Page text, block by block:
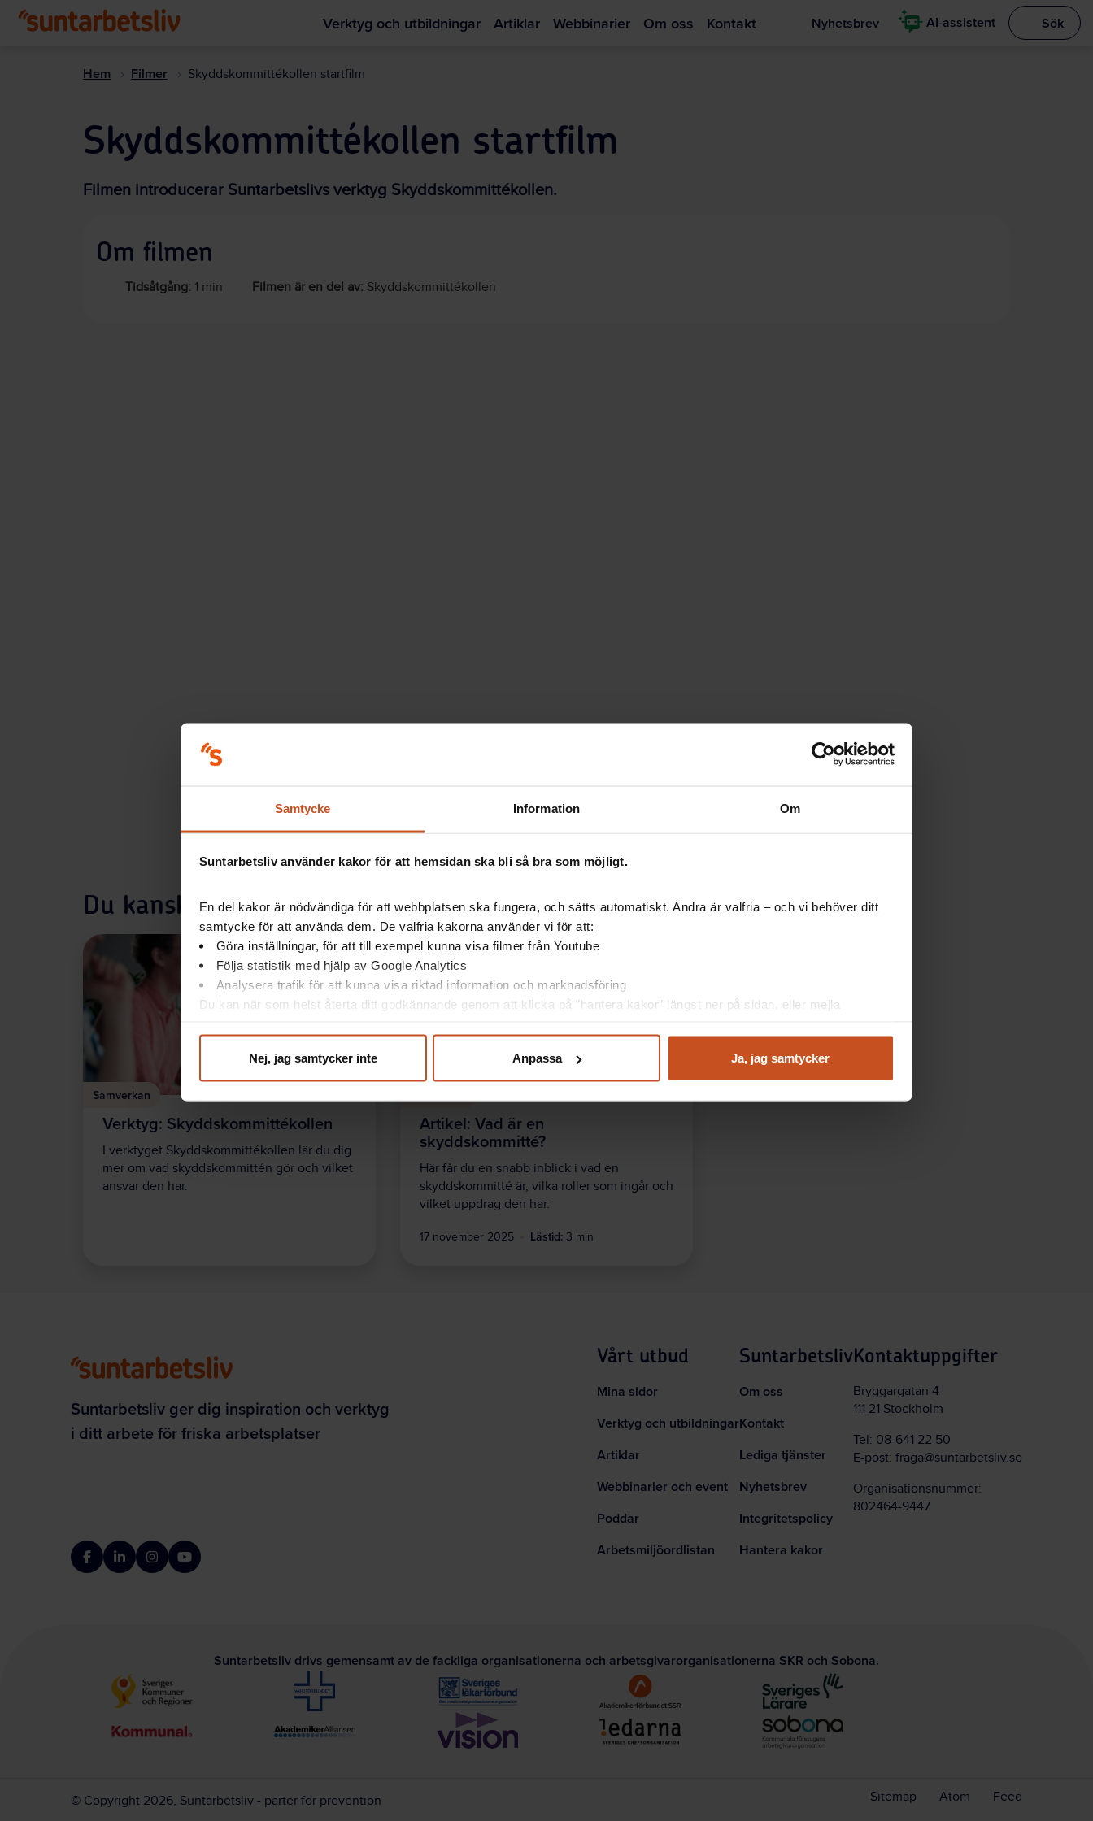
Samtycke Information Om
Suntarbetsliv använder kakor för att hemsidan ska bli så bra som möjligt.
En del kakor är nödvändiga för att webbplatsen ska fungera, och sätts automatiskt. Andra är valfria – och vi behöver ditt
samtycke för att använda dem. De valfria kakorna använder vi för att:
Göra inställningar, för att till exempel kunna visa filmer från Youtube
Följa statistik med hjälp av Google Analytics
Analysera trafik för att kunna visa riktad information och marknadsföring
Du kan när som helst återta ditt godkännande genom att klicka på ”hantera kakor” längst ner på sidan, eller mejla
Nej, jag samtycker inte Anpassa Ja, jag samtycker
Verktyg och utbildningar Artiklar Webbinarier Om oss Kontakt Nyhetsbrev AI-assistent Visa
Sök
Hem Filmer Skyddskommittékollen startfilm
Skyddskommittékollen startfilm
Filmen introducerar Suntarbetslivs verktyg Skyddskommittékollen.
Om filmen
Tidsåtgång: 1 min Filmen är en del av: Skyddskommittékollen
Du kanske också är intresserad av:
Samverkan
Verktyg: Skyddskommittékollen
I verktyget Skyddskommittékollen lär du dig
mer om vad skyddskommittén gör och vilket
ansvar den har.
Artikel: Vad är en
skyddskommitté?
Här får du en snabb inblick i vad en
skyddskommitté är, vilka roller som ingår och
vilket uppdrag den har.
17 november 2025 Lästid: 3 min
Suntarbetsliv ger dig inspiration och verktyg
i ditt arbete för friska arbetsplatser
FacebookLinkedInInstagramYouTube
Vårt utbud
Mina sidor
Verktyg och utbildningar
Artiklar
Webbinarier och event
Poddar
Arbetsmiljöordlistan
Suntarbetsliv
Om oss
Kontakt
Lediga tjänster
Nyhetsbrev
Integritetspolicy
Hantera kakor
Kontaktuppgifter
Bryggargatan 4
111 21 Stockholm
Tel: 08-641 22 50
E-post: fraga@suntarbetsliv.se
Organisationsnummer:
802464-9447
Suntarbetsliv drivs gemensamt av de fackliga organisationerna och arbetsgivarorganisationerna SKR och Sobona.
© Copyright 2026, Suntarbetsliv - parter för prevention Sitemap Atom Feed